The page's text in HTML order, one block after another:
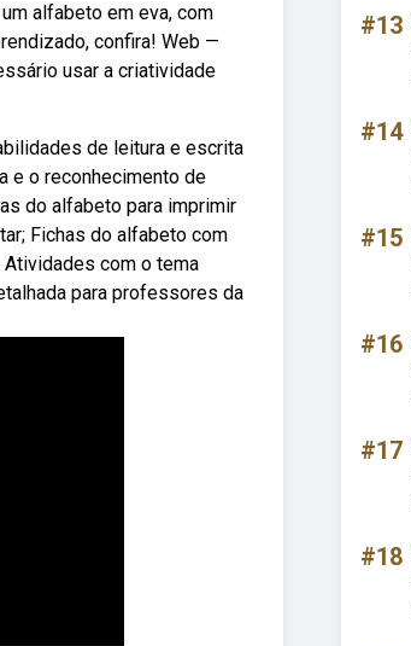
alfabeto em eva, com
confira! Web —
usar a criatividade
de leitura e escrita
e o reconhecimento de
do alfabeto para imprimir
Fichas do alfabeto com
com o tema
para professores da
#13
#14
#15
#16
#17
#18